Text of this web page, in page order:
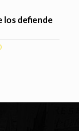
los defiende